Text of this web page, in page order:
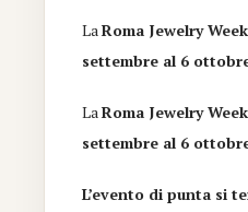
LaRoma Jewelry Week
settembre al 6
LaRoma Jewelry Week
settembre al 6
L’evento di punta si